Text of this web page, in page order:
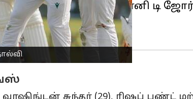
மற்றும் வீன் முல்டர், டோனி டி